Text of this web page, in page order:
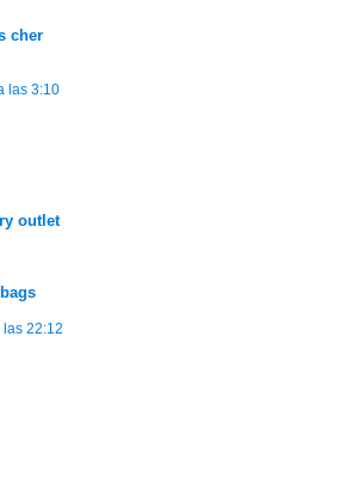
cher
las 3:10
outlet
22:12